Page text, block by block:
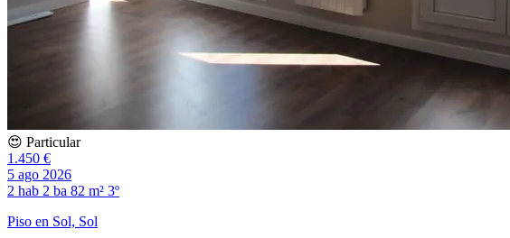
😍 Particular
1.450 €
5 ago 2026
2 hab 2 ba 82 m² 3º
Piso en Sol, Sol